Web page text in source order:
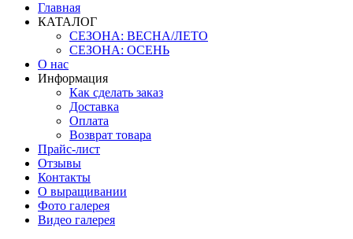
Главная
КАТАЛОГ
СЕЗОНА: ВЕСНА/ЛЕТО
СЕЗОНА: ОСЕНЬ
О нас
Информация
Как сделать заказ
Доставка
Оплата
Возврат товара
Прайс-лист
Отзывы
Контакты
О выращивании
Фото галерея
Видео галерея